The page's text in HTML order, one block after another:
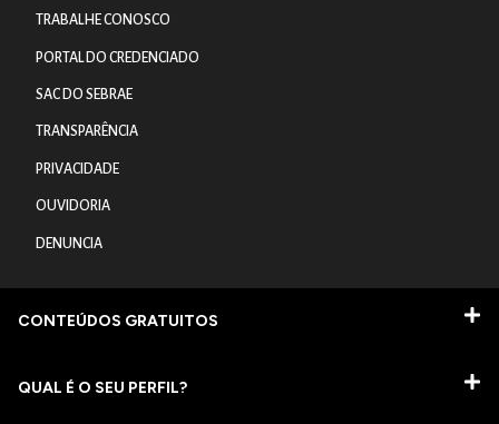
TRABALHE CONOSCO
PORTAL DO CREDENCIADO
SAC DO SEBRAE
TRANSPARÊNCIA
PRIVACIDADE
OUVIDORIA
DENUNCIA
CONTEÚDOS GRATUITOS
QUAL É O SEU PERFIL?